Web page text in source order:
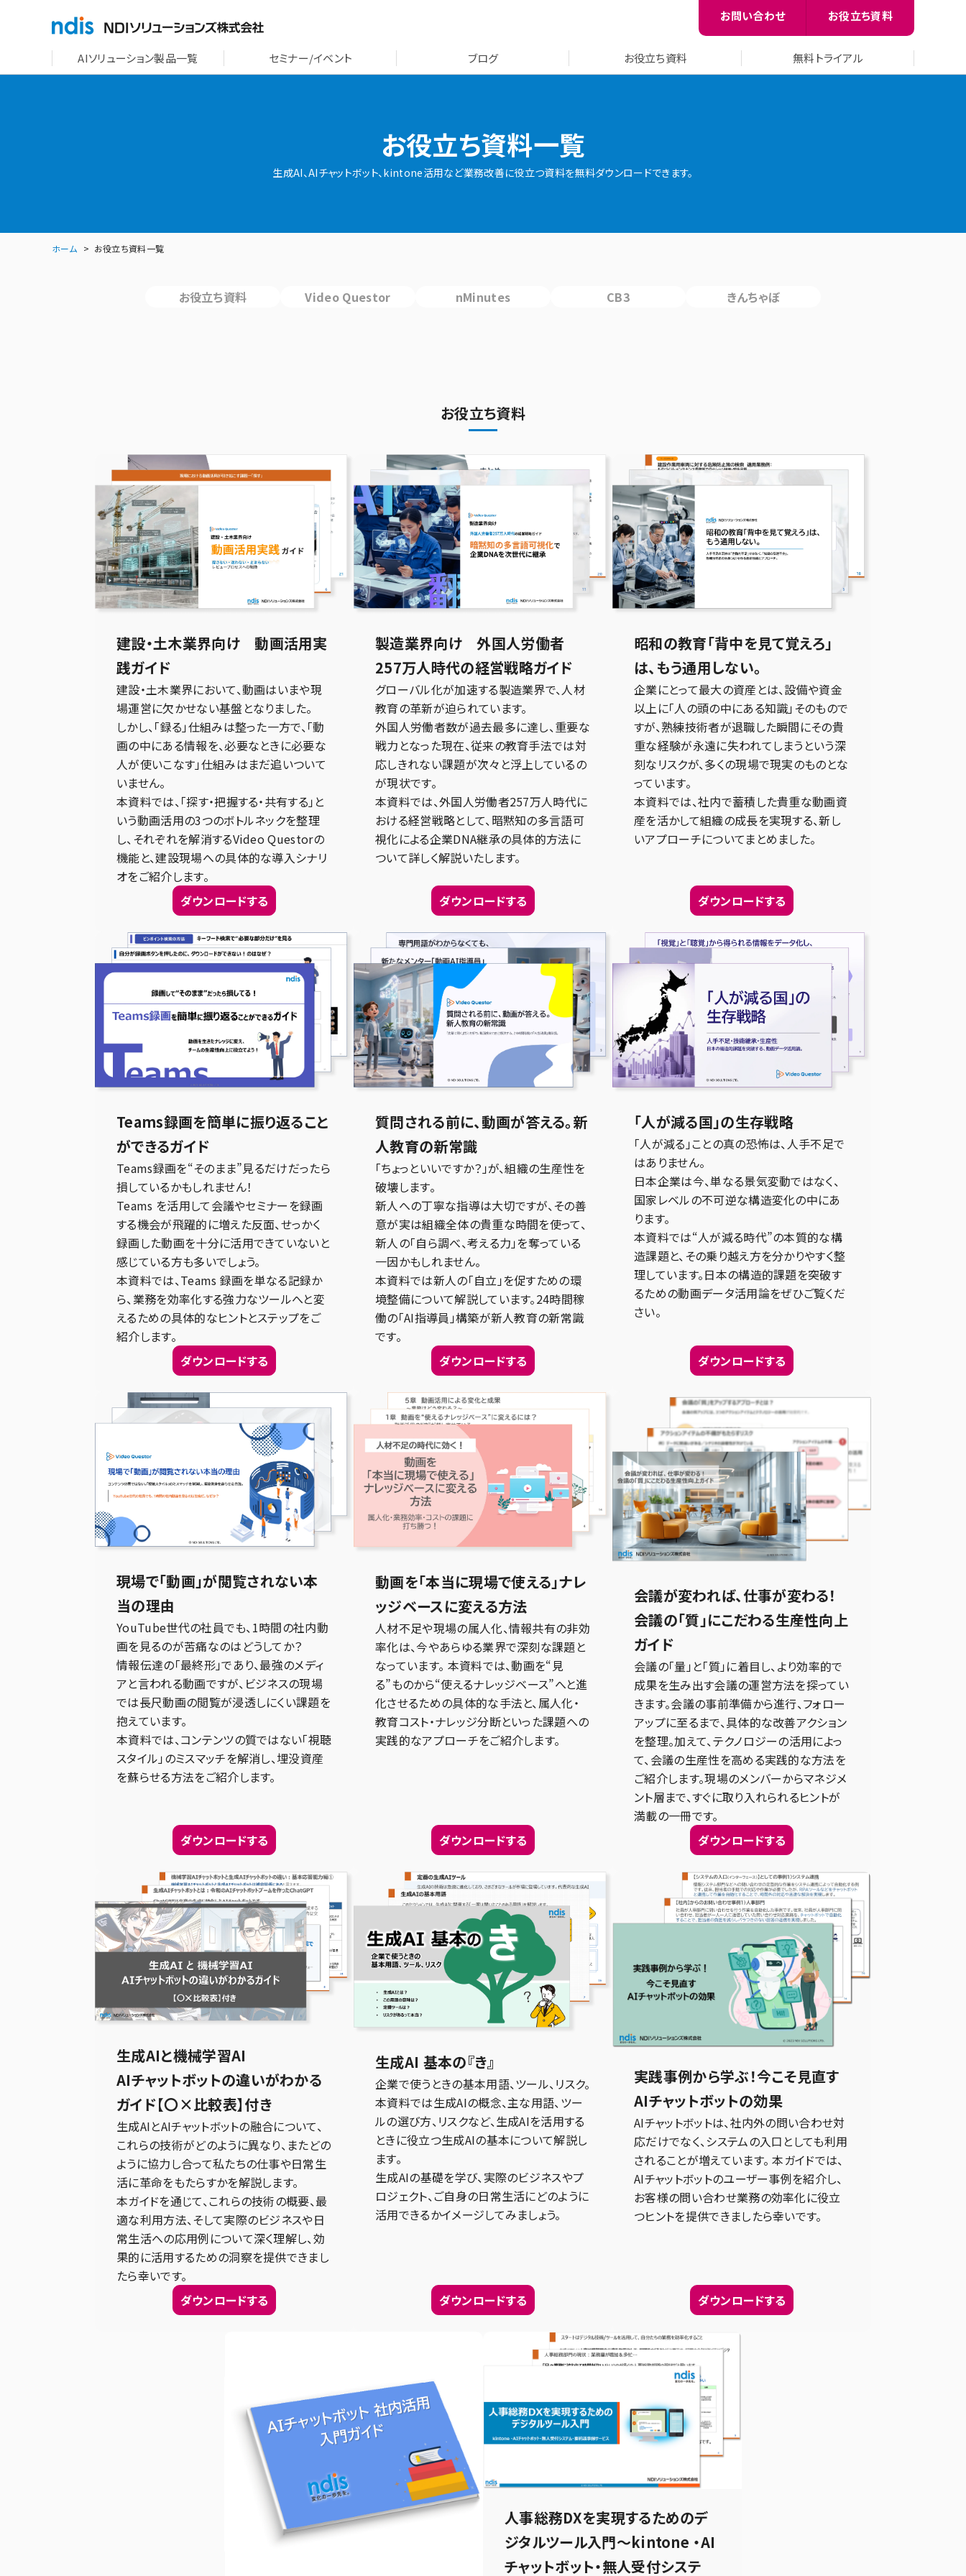
お問い合わせ お役立ち資料
AIソリューション製品一覧 セミナー/イベント ブログ お役立ち資料 無料トライアル
お役立ち資料一覧
生成AI、AIチャットボット、kintone活用など業務改善に役立つ資料を無料ダウンロードできます。
ホーム お役立ち資料一覧
お役立ち資料 Video Questor nMinutes CB3 きんちゃぼ
お役立ち資料
建設・土木業界向け 動画活用実
践ガイド
建設・土木業界において、動画はいまや現
場運営に欠かせない基盤となりました。
しかし、「録る」仕組みは整った一方で、「動
画の中にある情報を、必要なときに必要な
人が使いこなす」仕組みはまだ追いついて
いません。
本資料では、「探す・把握する・共有する」と
いう動画活用の3つのボトルネックを整理
し、それぞれを解消するVideo Questorの
機能と、建設現場への具体的な導入シナリ
オをご紹介します。
ダウンロードする
製造業界向け 外国人労働者
257万人時代の経営戦略ガイド
グローバル化が加速する製造業界で、人材
教育の革新が迫られています。
外国人労働者数が過去最多に達し、重要な
戦力となった現在、従来の教育手法では対
応しきれない課題が次々と浮上しているの
が現状です。
本資料では、外国人労働者257万人時代に
おける経営戦略として、暗黙知の多言語可
視化による企業DNA継承の具体的方法に
ついて詳しく解説いたします。
ダウンロードする
昭和の教育「背中を見て覚えろ」
は、もう通用しない。
企業にとって最大の資産とは、設備や資金
以上に「人の頭の中にある知識」そのもので
すが、熟練技術者が退職した瞬間にその貴
重な経験が永遠に失われてしまうという深
刻なリスクが、多くの現場で現実のものとな
っています。
本資料では、社内で蓄積した貴重な動画資
産を活かして組織の成長を実現する、新し
いアプローチについてまとめました。
ダウンロードする
Teams録画を簡単に振り返ること
ができるガイド
Teams録画を“そのまま”見るだけだったら
損しているかもしれません！
Teams を活用して会議やセミナーを録画
する機会が飛躍的に増えた反面、せっかく
録画した動画を十分に活用できていないと
感じている方も多いでしょう。
本資料では、Teams 録画を単なる記録か
ら、業務を効率化する強力なツールへと変
えるための具体的なヒントとステップをご
紹介します。
ダウンロードする
質問される前に、動画が答える。新
人教育の新常識
「ちょっといいですか？」が、組織の生産性を
破壊します。
新人への丁寧な指導は大切ですが、その善
意が実は組織全体の貴重な時間を使って、
新人の「自ら調べ、考える力」を奪っている
一因かもしれません。
本資料では新人の「自立」を促すための環
境整備について解説しています。24時間稼
働の「AI指導員」構築が新人教育の新常識
です。
ダウンロードする
「人が減る国」の生存戦略
「人が減る」ことの真の恐怖は、人手不足で
はありません。
日本企業は今、単なる景気変動ではなく、
国家レベルの不可逆な構造変化の中にあ
ります。
本資料では“人が減る時代”の本質的な構
造課題と、その乗り越え方を分かりやすく整
理しています。日本の構造的課題を突破す
るための動画データ活用論をぜひご覧くだ
さい。
ダウンロードする
現場で「動画」が閲覧されない本
当の理由
YouTube世代の社員でも、1時間の社内動
画を見るのが苦痛なのはどうしてか？
情報伝達の「最終形」であり、最強のメディ
アと言われる動画ですが、ビジネスの現場
では長尺動画の閲覧が浸透しにくい課題を
抱えています。
本資料では、コンテンツの質ではない「視聴
スタイル」のミスマッチを解消し、埋没資産
を蘇らせる方法をご紹介します。
ダウンロードする
動画を「本当に現場で使える」ナレ
ッジベースに変える方法
人材不足や現場の属人化、情報共有の非効
率化は、今やあらゆる業界で深刻な課題と
なっています。 本資料では、動画を“見
る”ものから“使えるナレッジベース”へと進
化させるための具体的な手法と、属人化・
教育コスト・ナレッジ分断といった課題への
実践的なアプローチをご紹介します。
ダウンロードする
会議が変われば、仕事が変わる！
会議の「質」にこだわる生産性向上
ガイド
会議の「量」と「質」に着目し、より効率的で
成果を生み出す会議の運営方法を探ってい
きます。会議の事前準備から進行、フォロー
アップに至るまで、具体的な改善アクション
を整理。加えて、テクノロジーの活用によっ
て、会議の生産性を高める実践的な方法を
ご紹介します。現場のメンバーからマネジメ
ント層まで、すぐに取り入れられるヒントが
満載の一冊です。
ダウンロードする
生成AIと機械学習AI
AIチャットボットの違いがわかる
ガイド【〇×比較表】付き
生成AIとAIチャットボットの融合について、
これらの技術がどのように異なり、またどの
ように協力し合って私たちの仕事や日常生
活に革命をもたらすかを解説します。
本ガイドを通じて、これらの技術の概要、最
適な利用方法、そして実際のビジネスや日
常生活への応用例について深く理解し、効
果的に活用するための洞察を提供できまし
たら幸いです。
ダウンロードする
生成AI 基本の『き』
企業で使うときの基本用語、ツール、リスク。
本資料では生成AIの概念、主な用語、ツー
ルの選び方、リスクなど、生成AIを活用する
ときに役立つ生成AIの基本について解説し
ます。
生成AIの基礎を学び、実際のビジネスやプ
ロジェクト、ご自身の日常生活にどのように
活用できるかイメージしてみましょう。
ダウンロードする
実践事例から学ぶ！今こそ見直す
AIチャットボットの効果
AIチャットボットは、社内外の問い合わせ対
応だけでなく、システムの入口としても利用
されることが増えています。 本ガイドでは、
AIチャットボットのユーザー事例を紹介し、
お客様の問い合わせ業務の効率化に役立
つヒントを提供できましたら幸いです。
ダウンロードする
人事総務DXを実現するためのデ
ジタルツール入門～kintone ・AI
チャットボット・無人受付システ